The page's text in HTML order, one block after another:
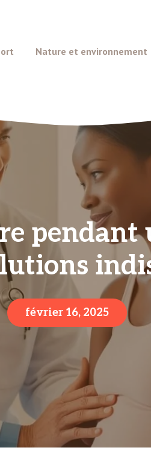
Nature et environnement
février 16, 2025